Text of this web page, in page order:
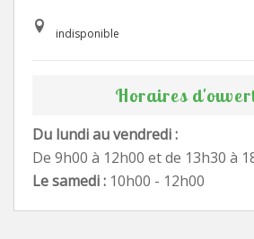
indisponible
Horaires
Du lundi au vendredi :
De 9h00 à 12h00 et de 13h30 à
Le samedi : 10h00 - 12h00